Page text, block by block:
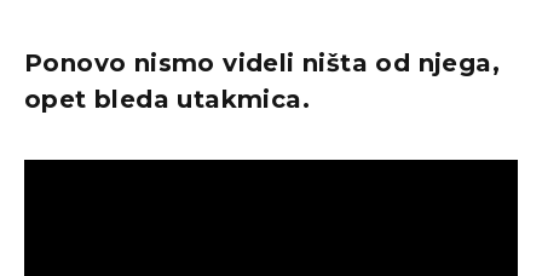
Ponovo nismo videli ništa od njega,
opet bleda utakmica.